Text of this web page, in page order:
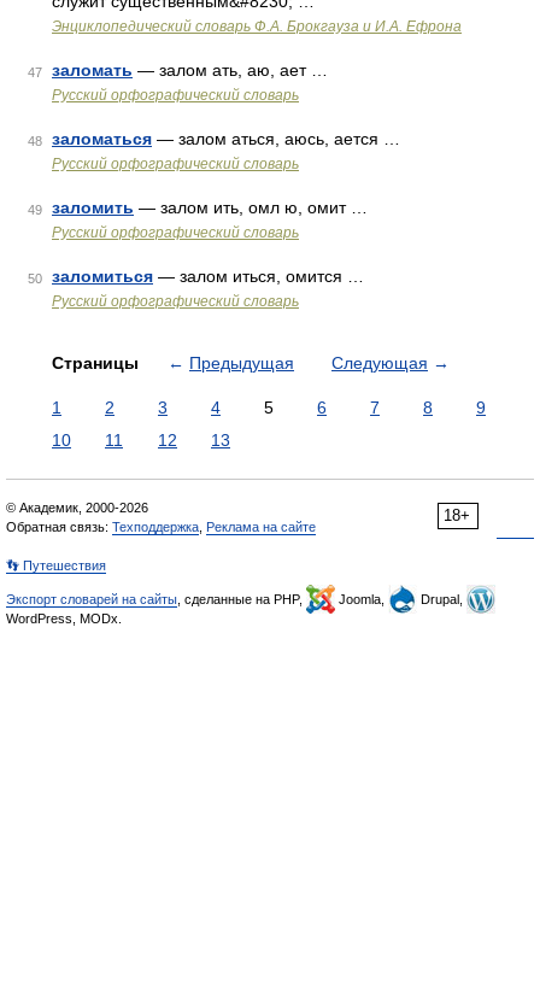
Энциклопедический словарь Ф.А. Брокгауза и И.А. Ефрона
47 заломать — залом ать, аю, ает …
Русский орфографический словарь
48 заломаться — залом аться, аюсь, ается …
Русский орфографический словарь
49 заломить — залом ить, омл ю, омит …
Русский орфографический словарь
50 заломиться — залом иться, омится …
Русский орфографический словарь
Страницы ← Предыдущая Следующая →
1 2 3 4 5 6 7 8
9
10
11 12 13
18+
© Академик, 2000-2026
Обратная связь: Техподдержка Реклама на сайте
👣 Путешествия
Экспорт словарей на сайты , сделанные на PHP, Joomla,
Drupal,
WordPress, MODx.